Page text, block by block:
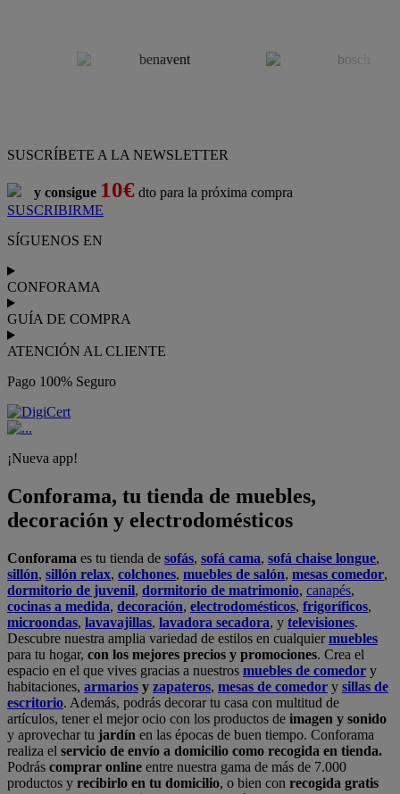
SUSCRÍBETE A LA NEWSLETTER
y consigue 10€ dto para la próxima compra
SUSCRIBIRME
SÍGUENOS EN
CONFORAMA
GUÍA DE COMPRA
ATENCIÓN AL CLIENTE
Pago 100% Seguro
¡Nueva app!
Conforama, tu tienda de muebles,
decoración y electrodomésticos
Conforama es tu tienda de sofás, sofá cama, sofá chaise longue,
sillón, sillón relax, colchones, muebles de salón, mesas comedor,
dormitorio de juvenil, dormitorio de matrimonio, canapés,
cocinas a medida, decoración, electrodomésticos, frigoríficos,
microondas, lavavajillas, lavadora secadora, y televisiones.
Descubre nuestra amplia variedad de estilos en cualquiermuebles
para tu hogar, con los mejores precios y promociones. Crea el
espacio en el que vives gracias a nuestros muebles de comedor y
habitaciones, armarios y zapateros, mesas de comedor y sillas de
escritorio. Además, podrás decorar tu casa con multitud de
artículos, tener el mejor ocio con los productos de imagen y sonido
y aprovechar tu jardín en las épocas de buen tiempo. Conforama
realiza el servicio de envío a domicilio como recogida en tienda.
Podrás comprar online entre nuestra gama de más de 7.000
productos y recibirlo en tu domicilio, o bien con recogida gratis